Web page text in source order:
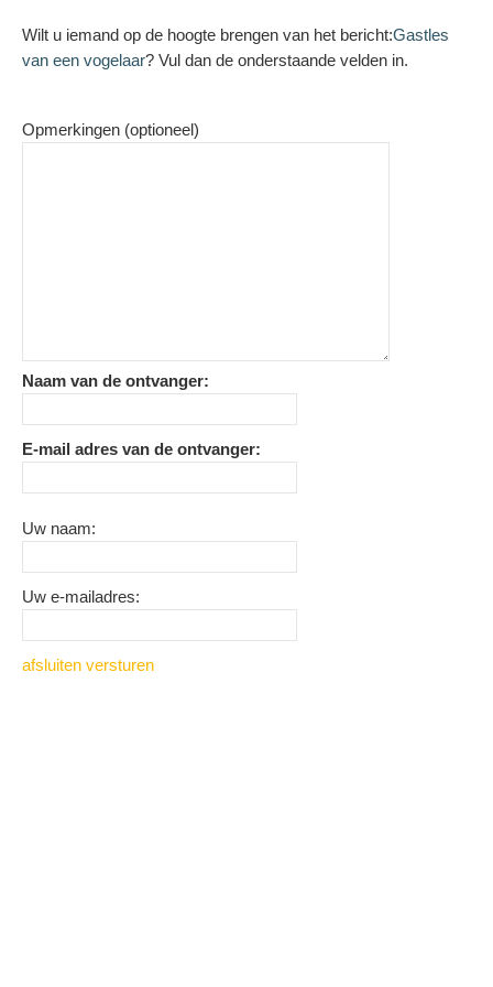
Wilt u iemand op de hoogte brengen van het bericht:Gastles
van een vogelaar? Vul dan de onderstaande velden in.
Opmerkingen (optioneel)
Naam van de ontvanger:
E-mail adres van de ontvanger:
Uw naam:
Uw e-mailadres:
afsluiten versturen